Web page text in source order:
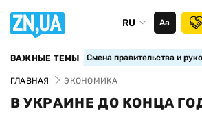
RU Аа
ВАЖНЫЕ ТЕМЫ Смена правительства и
ГЛАВНАЯ ЭКОНОМИКА
В УКРАИНЕ ДО КОНЦА